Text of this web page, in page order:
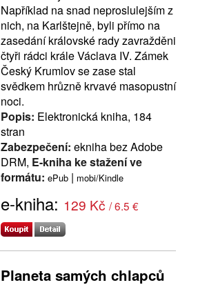
Například na snad neproslulejším z
nich, na Karlštejně, byli přímo na
zasedání královské rady zavražděni
čtyři rádci krále Václava IV. Zámek
Český Krumlov se zase stal
svědkem hrůzně krvavé masopustní
noci.
Popis: Elektronická kniha, 184
stran
Zabezpečení: ekniha bez Adobe
DRM, E-kniha ke stažení ve
formátu: ePub | mobi/Kindle
e-kniha: 129 Kč / 6.5 €
Planeta samých chlapců